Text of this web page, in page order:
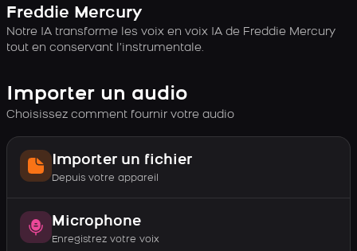
Freddie Mercury
Notre IA transforme les voix en voix IA de Freddie Mercury
tout en conservant l’instrumentale.
Importer un audio
Choisissez comment fournir votre audio
Importer un fichier
Depuis votre appareil
Microphone
Enregistrez votre voix